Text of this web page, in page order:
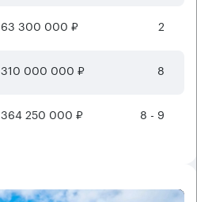
63 300 000 ₽ 2
310 000 000 ₽ 8
364 250 000 ₽ 8 - 9